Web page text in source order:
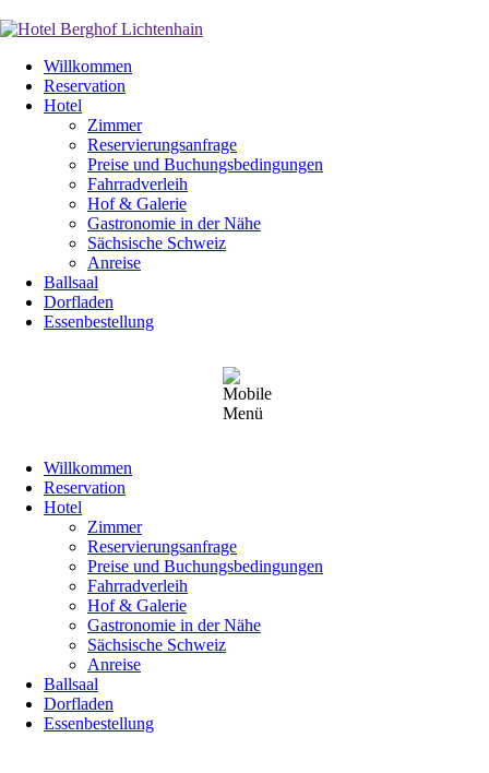
überspringenWillkommen
Reservation
Hotel
Zimmer
Reservierungsanfrage
Preise und Buchungsbedingungen
Fahrradverleih
Hof & Galerie
Gastronomie in der Nähe
Sächsische Schweiz
Anreise
Ballsaal
Dorfladen
Essenbestellung
überspringenWillkommen
Reservation
Hotel
Zimmer
Reservierungsanfrage
Preise und Buchungsbedingungen
Fahrradverleih
Hof & Galerie
Gastronomie in der Nähe
Sächsische Schweiz
Anreise
Ballsaal
Dorfladen
Essenbestellung